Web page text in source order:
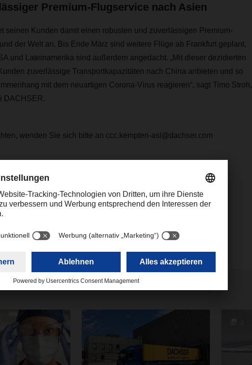
Premium-Flugservice nach Asien
seinen Kunden damit einen robusten und zuverlässigen Premium-
der Welt an. Bis Ende März sind weitere Flüge ab Frankfurt geplant,
und Lateinamerika sind außerdem angedacht. „Mit dieser dezidierten
zuverlässige Transportkapazitäten nach China anbieten und so
mit dem neuartigen Corona-Virus reagieren“, sagt Timo Stroh,
DACHSER.
wenden Sie sich bitte an ccc.kempten-asl@dachser.com
Gläser
Public Relations
+49 831 5916-1421